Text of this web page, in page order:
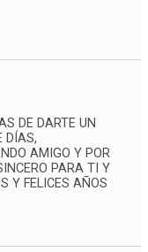
DE DARTE UN
DÍAS,
AMIGO Y POR
PARA TI Y
Y FELICES AÑOS